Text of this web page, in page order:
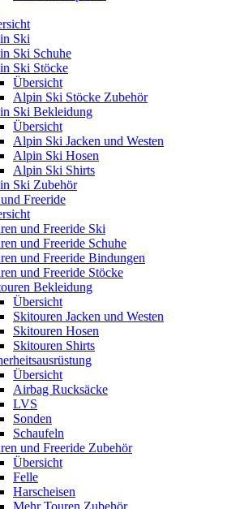
Ski
Ski Schuhe
Ski Stöcke
Übersicht
Alpin Ski Stöcke Zubehör
Ski Bekleidung
Übersicht
Alpin Ski Jacken und Westen
Alpin Ski Hosen
Alpin Ski Shirts
Ski Zubehör
Freeride
und Freeride Ski
und Freeride Schuhe
und Freeride Bindungen
und Freeride Stöcke
Bekleidung
Übersicht
Skitouren Jacken und Westen
Skitouren Hosen
Skitouren Shirts
Übersicht
Airbag Rucksäcke
LVS
Sonden
Schaufeln
und Freeride Zubehör
Übersicht
Felle
Harscheisen
Mehr Touren Zubehör